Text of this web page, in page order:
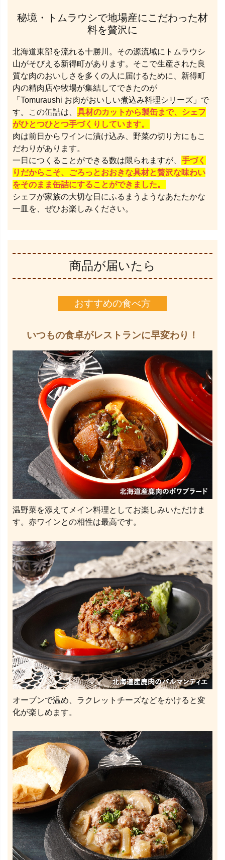
秘境・トムラウシで地場産にこだわった材
料を贅沢に
北海道東部を流れる十勝川。その源流域にトムラウシ
山がそびえる新得町があります。そこで生産された良
質な肉のおいしさを多くの人に届けるために、新得町
内の精肉店や牧場が集結してできたのが
「Tomuraushi お肉がおいしい煮込み料理シリーズ」で
す。この缶詰は、 具材のカットから製缶まで、シェフ
がひとつひとつ手づくりしています。
肉は前日からワインに漬け込み、野菜の切り方にもこ
だわりがあります。
一日につくることができる数は限られますが、 手づく
りだからこそ、ごろっとおおきな具材と贅沢な味わい
をそのまま缶詰にすることができました。
シェフが家族の大切な日にふるまうようなあたたかな
一皿を、ぜひお楽しみください。
商品が届いたら
おすすめの食べ方
いつもの食卓がレストランに早変わり！
温野菜を添えてメイン料理としてお楽しみいただけま
す。赤ワインとの相性は最高です。
オーブンで温め、ラクレットチーズなどをかけると変
化が楽しめます。